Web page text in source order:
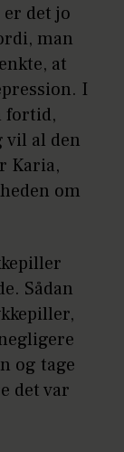
det jo
man
at
I
fortid,
vil al den
Karia,
om
Sådan
og tage
det var